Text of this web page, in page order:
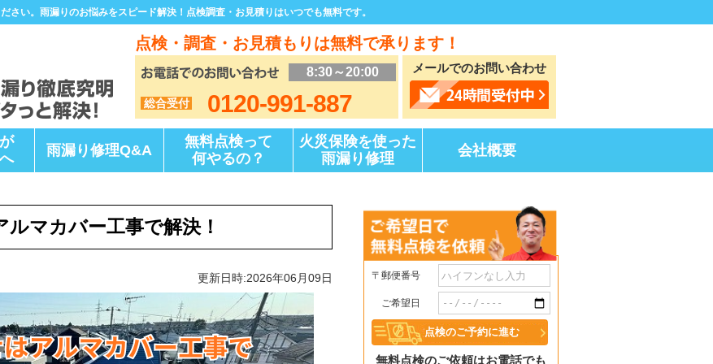
さい。雨漏りのお悩みをスピード解決！点検調査・お見積りはいつでも無料です。
点検・調査・お見積もりは無料で承ります！
8:30～20:00
総合受付 0120-991-887
メールでのお問い合わせ
雨漏り修理Q&A
無料点検って
何やるの？
火災保険を使った
雨漏り修理
会社概要
マカバー工事で解決！
更新日時:2026年06月09日 〒郵便番号
ご希望日
無料点検のご依頼はお電話でも